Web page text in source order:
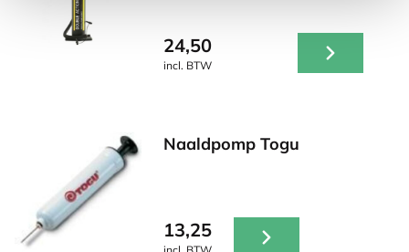
24,50
incl. BTW
Naaldpomp Togu
13,25